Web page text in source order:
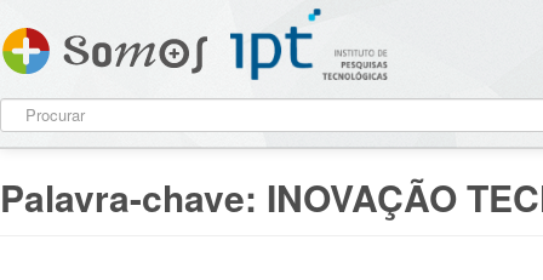
Palavra-chave: INOVAÇÃO